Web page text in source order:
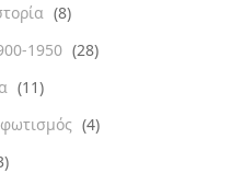
(8)
1950 (28)
(11)
(4)